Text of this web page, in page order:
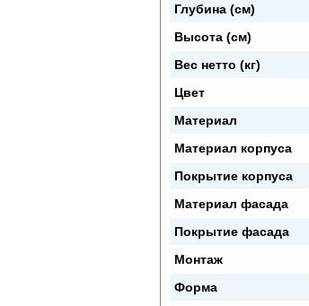
Глубина (см)
Высота (см)
Вес нетто (кг)
Цвет
Материал
Материал корпуса
Покрытие корпуса
Материал фасада
Покрытие фасада
Монтаж
Форма